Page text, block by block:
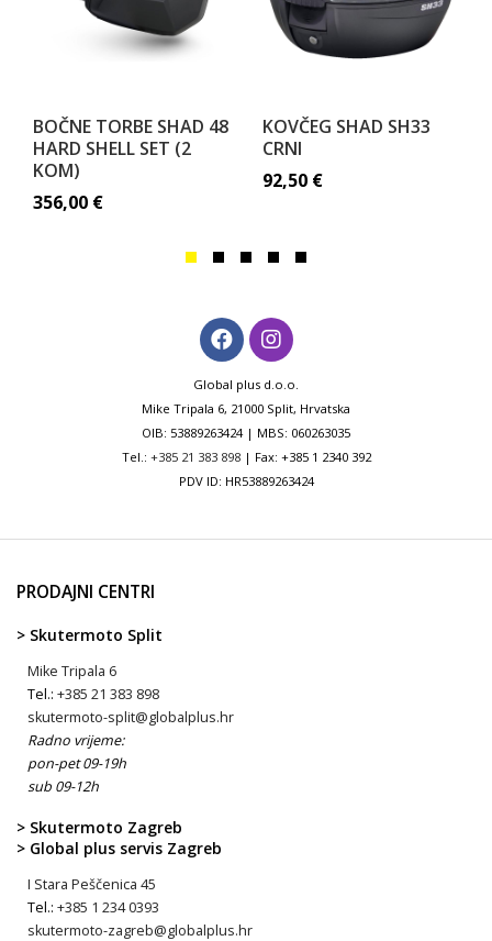
BOČNE TORBE SHAD 48
HARD SHELL SET (2
KOM)
356,00 €
KOVČEG SHAD SH33
CRNI
92,50 €
Global plus d.o.o.
Mike Tripala 6, 21000 Split, Hrvatska
OIB: 53889263424 | MBS: 060263035
Tel.: +385 21 383 898| Fax: +385 1 2340 392
PDV ID: HR53889263424
PRODAJNI CENTRI
> Skutermoto Split
Mike Tripala 6
Tel.: +385 21 383 898
skutermoto-split@globalplus.hr
Radno vrijeme:
pon-pet 09-19h
sub 09-12h
> Skutermoto Zagreb
> Global plus servis Zagreb
I Stara Peščenica 45
Tel.: +385 1 234 0393
skutermoto-zagreb@globalplus.hr